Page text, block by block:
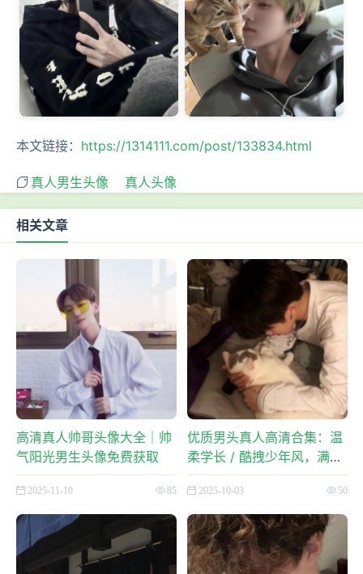
本文链接： https://1314111.com/post/133834.html
真人男生头像 真人头像
相关文章
高清真人帅哥头像大全｜帅
气阳光男生头像免费获取
2025-11-10 85
优质男头真人高清合集：温
柔学长 / 酷拽少年风，满足
不同喜好
2025-10-03 50